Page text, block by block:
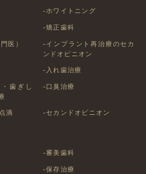
ホワイトニング
矯正歯科
医）
インプラント再治療のセカ
ンドオピニオン
入れ歯治療
歯ぎし
口臭治療
滴 セカンドオピニオン
審美歯科
保存治療